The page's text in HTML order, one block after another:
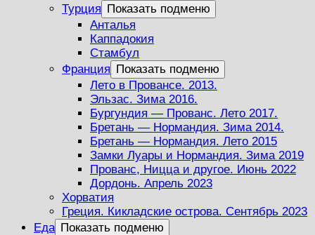
Турция Показать подменю
Анталья
Каппадокия
Стамбул
Франция Показать подменю
Лето в Провансе. 2013.
Эльзас. Зима 2016.
Бургундия — Прованс. Лето 2017.
Бретань — Нормандия. Зима 2014.
Бретань — Нормандия. Лето 2015
Замки Луары и Нормандия. Зима 2019
Прованс, Ницца и другое. Июнь 2022
Дордонь. Апрель 2023
Хорватия
Греция. Кикладские острова. Сентябрь 2023
Еда Показать подменю